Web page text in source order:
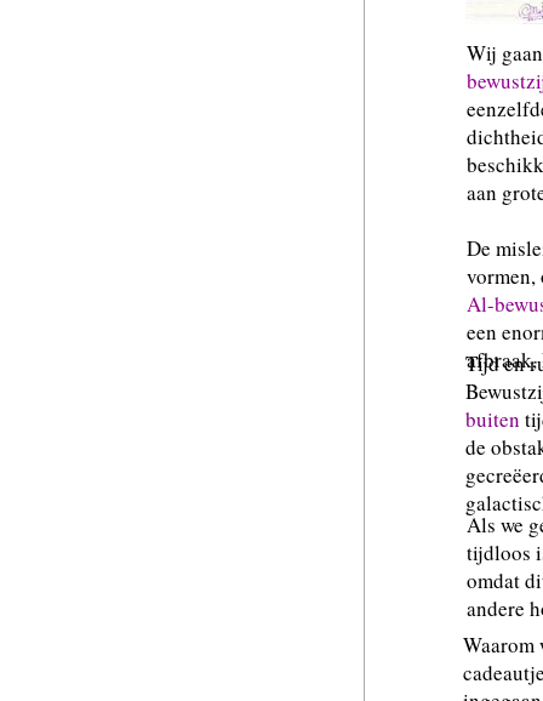
Wij
aan
De
vormen,
Al-
een
Waarom
Als we
tijdloos
omdat
andere
Tijd en
buiten
de